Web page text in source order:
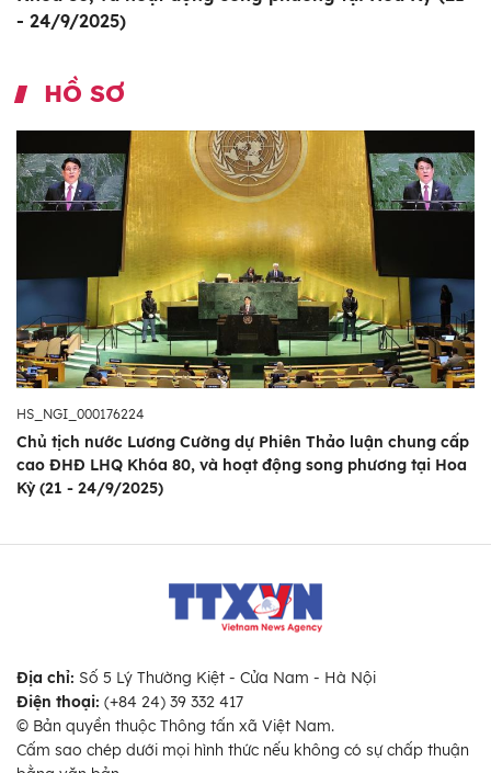
- 24/9/2025)
HỒ SƠ
HS_NGI_000176224
Chủ tịch nước Lương Cường dự Phiên Thảo luận chung cấp
cao ĐHĐ LHQ Khóa 80, và hoạt động song phương tại Hoa
Kỳ (21 - 24/9/2025)
Địa chỉ: Số 5 Lý Thường Kiệt - Cửa Nam - Hà Nội
Điện thoại: (+84 24) 39 332 417
© Bản quyền thuộc Thông tấn xã Việt Nam.
Cấm sao chép dưới mọi hình thức nếu không có sự chấp thuận